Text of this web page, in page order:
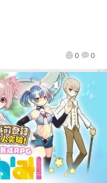
0 0